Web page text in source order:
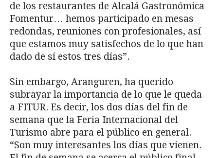
de los restaurantes de Alcalá Gastronómica
Fomentur… hemos participado en mesas
redondas, reuniones con profesionales, así
que estamos muy satisfechos de lo que han
dado de sí estos tres días”.
Sin embargo, Aranguren, ha querido
subrayar la importancia de lo que le queda
a FITUR. Es decir, los dos días del fin de
semana que la Feria Internacional del
Turismo abre para el público en general.
“Son muy interesantes los días que vienen.